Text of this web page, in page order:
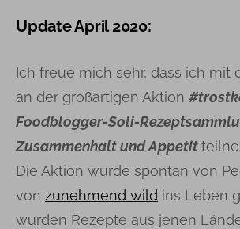
Update April 2020:
Ich freue mich sehr, dass ich mit
an der großartigen Aktion
Foodblogger-Soli-
Zusammenhalt und Appetit
Die Aktion wurde spontan von
von zunehmend wild ins Leben
wurden Rezepte aus jenen